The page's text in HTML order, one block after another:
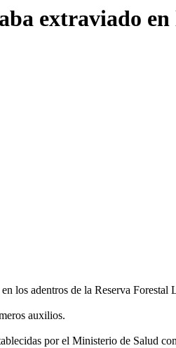
extraviado en
los adentros de la Reserva Forestal
auxilios.
por el Ministerio de Salud